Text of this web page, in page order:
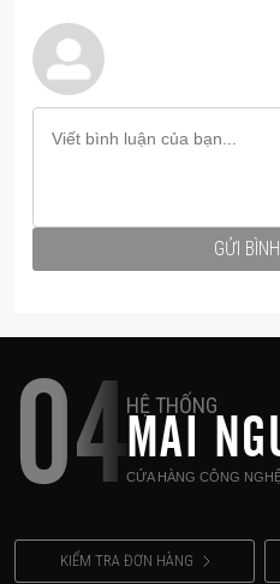
gian, Giá Đỡ Máy Tính
còn thêm vào vẻ đẹp tinh
của bạn. Đế còn đi kèm
giúp bạn linh hoạt đặt theo
GỬI
04HỆ THỐNG
MAI
CỬA HÀNG CÔNG
KIỂM TRA ĐƠN HÀNG